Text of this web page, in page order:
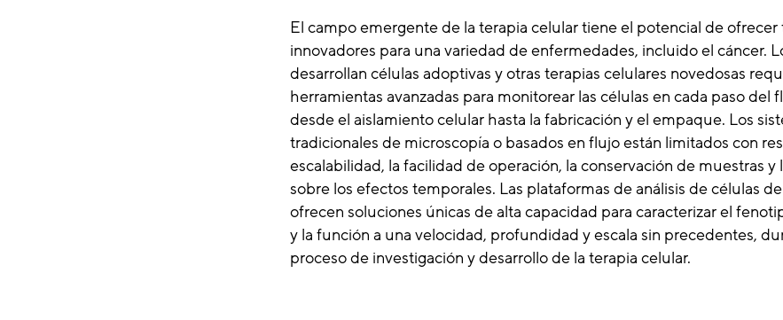
El campo emergente de la terapia celular tiene el potencial de
innovadores para una variedad de enfermedades, incluido el cáncer.
desarrollan células adoptivas y otras terapias celulares novedosas
herramientas avanzadas para monitorear las células en cada paso del
desde el aislamiento celular hasta la fabricación y el empaque. Los
tradicionales de microscopía o basados en flujo están limitados con
escalabilidad, la facilidad de operación, la conservación de muestras y
sobre los efectos temporales. Las plataformas de análisis de células
ofrecen soluciones únicas de alta capacidad para caracterizar el
y la función a una velocidad, profundidad y escala sin precedentes,
proceso de investigación y desarrollo de la terapia celular.